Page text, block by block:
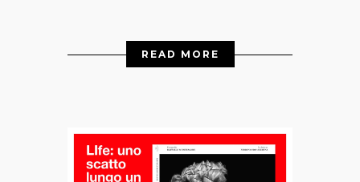
READ MORE